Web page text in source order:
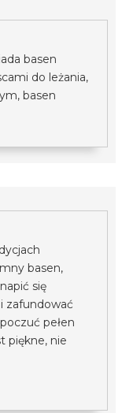
basen
do leżania,
basen
basen,
się
zafundować
pełen
piękne, nie